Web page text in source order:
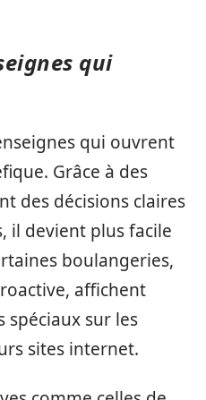
qui
qui ouvrent
Grâce à des
des décisions claires
il devient plus facile
boulangeries,
affichent
spéciaux sur les
sites internet.